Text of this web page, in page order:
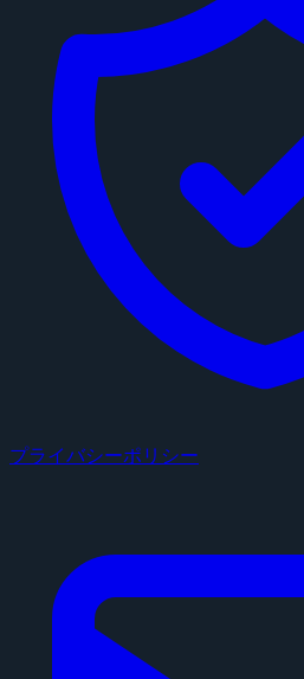
プライバシーポリシー